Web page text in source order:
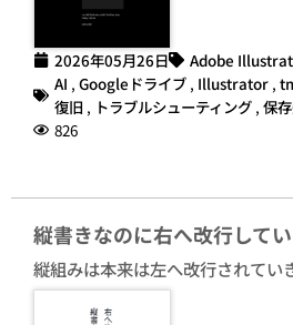
2026年05月26日
Adobe
AI , Googleドライブ , Illustrator ,
復旧 , トラブルシューティング , 保
826
縦書きなのに右へ改行してい
縦組みは本来は左へ改行されてい